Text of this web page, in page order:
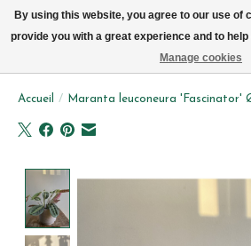
Accueil / Maranta leuconeura 'Fascinator'
Product image slideshow
By using this website, you agree to our use of
provide you with a great experience and to
Manage cookies